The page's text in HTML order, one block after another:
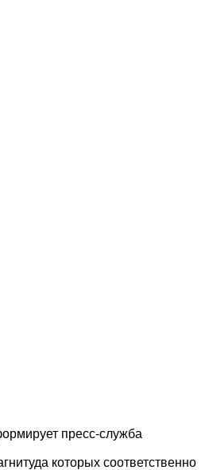
пресс-служба
которых соответственно